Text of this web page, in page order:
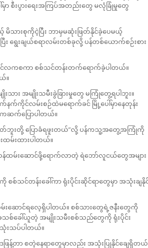
မှာ စီးပွားရေးအကြပ်အတည်းတွေ မလုံခြုံမှုတွေ
ားစုကိုငဲ့ပြီး ဘာမှမဆုံးဖြတ်နိုင်ခဲ့ပေမယ့်
ေးချယ်စရာလမ်းတစ်ခုလို့ ပန်တစ်ယောက်စဉ်းစား
လကစကာ စစ်သင်တန်းတက်ရောက်ခဲ့ပါတယ်။
။
း အမျိုးသမီးခွဲခြားမှုတွေ မကြုံတွေ့ရပါဘူး။
နက်ကိုင်လမ်းစဉ်ထဲမရောက်ခင် မြို့‌ပေါ်မှာနေတုန်း
ဆက်ပြောပါတယ်။
တ်ဘူးတို့ ပြောခံရဖူးတယ်”လို့ ပန်ကသူ့အတွေ့အကြုံကို
ထမ်းထားပါတယ်။
မ်းဆောင်ဖို့ရောက်လာတဲ့ ရဲဘော်လူငယ်တွေအများ
စစ်သင်တန်းခေါ်ကာ ရုံးပိုင်းဆိုင်ရာတွေမှာ အသုံးချနို
းဆောင်ရလေ့ရှိပါတယ်။ စစ်သားတွေရဲ့ဇနီးတွေကို
စ်ခေါ်ယူတဲ့ အမျိုးသမီးစစ်သည်တွေကို ရုံးပိုင်း
းသပ်ပါတယ်။
ဖြန့်တာ စတဲ့နေရာတွေမှာလည်း အသုံးပြုနိုင်ချေရှိတယ်